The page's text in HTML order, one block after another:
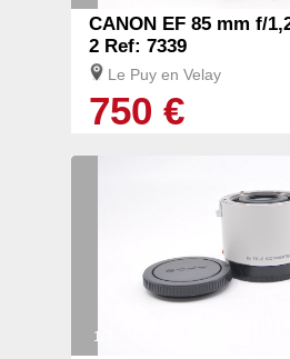
CANON EF 85 mm f/
2 Ref: 7339
Le Puy en Velay
750 €
1/3